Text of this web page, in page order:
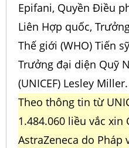
Epifani, Quyền Điều
Liên Hợp quốc,
Thế giới (WHO) Tiến
Trưởng đại diện Quỹ
(UNICEF) Lesley Miller.
Theo thông tin từ
1.484.060 liều vắc xin
AstraZeneca do